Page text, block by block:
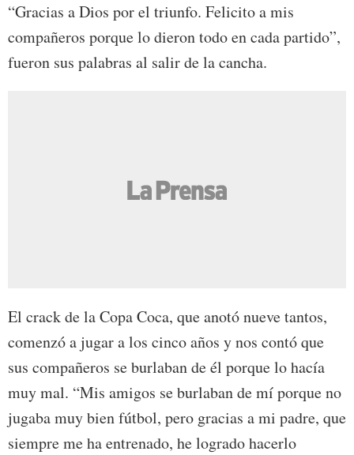
“Gracias a Dios por el triunfo. Felicito a mis
compañeros porque lo dieron todo en cada partido”,
fueron sus palabras al salir de la cancha.
El crack de la Copa Coca, que anotó nueve tantos,
comenzó a jugar a los cinco años y nos contó que
sus compañeros se burlaban de él porque lo hacía
muy mal. “Mis amigos se burlaban de mí porque no
jugaba muy bien fútbol, pero gracias a mi padre, que
siempre me ha entrenado, he logrado hacerlo